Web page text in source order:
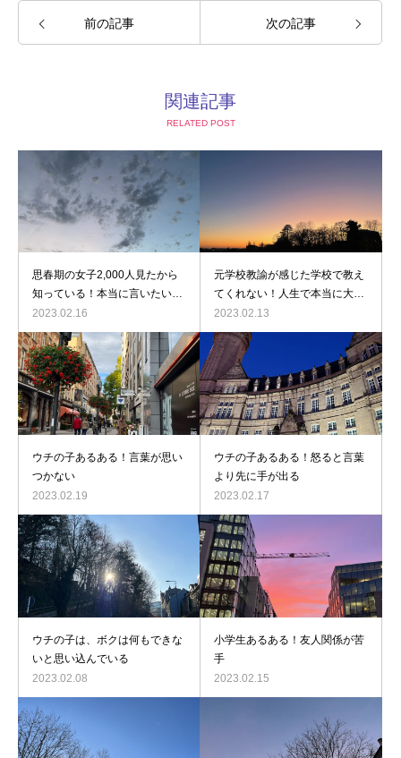
前の記事 次の記事
関連記事
RELATED POST
思春期の女子2,000人見たから
知っている！本当に言いたいこ
とは言わない
2023.02.16
元学校教諭が感じた学校で教え
てくれない！人生で本当に大切
なこと
2023.02.13
ウチの子あるある！言葉が思い
つかない
2023.02.19
ウチの子あるある！怒ると言葉
より先に手が出る
2023.02.17
ウチの子は、ボクは何もできな
いと思い込んでいる
2023.02.08
小学生あるある！友人関係が苦
手
2023.02.15